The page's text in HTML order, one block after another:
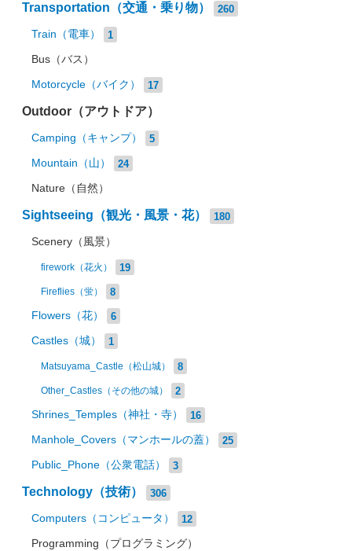
Transportation（交通・乗り物） 260
Train（電車） 1
Bus（バス）
Motorcycle（バイク） 17
Outdoor（アウトドア）
Camping（キャンプ） 5
Mountain（山） 24
Nature（自然）
Sightseeing（観光・風景・花） 180
Scenery（風景）
firework（花火） 19
Fireflies（蛍） 8
Flowers（花） 6
Castles（城） 1
Matsuyama_Castle（松山城） 8
Other_Castles（その他の城） 2
Shrines_Temples（神社・寺） 16
Manhole_Covers（マンホールの蓋） 25
Public_Phone（公衆電話） 3
Technology（技術） 306
Computers（コンピュータ） 12
Programming（プログラミング）